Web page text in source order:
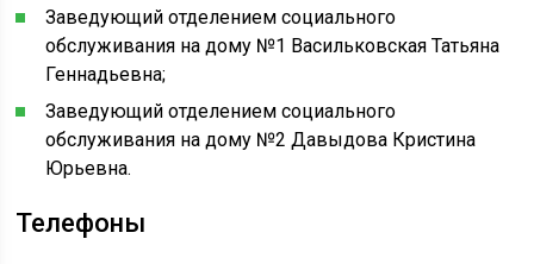
Заведующий отделением социального
обслуживания на дому №1 Васильковская Татьяна
Геннадьевна;
Заведующий отделением социального
обслуживания на дому №2 Давыдова Кристина
Юрьевна.
Телефоны